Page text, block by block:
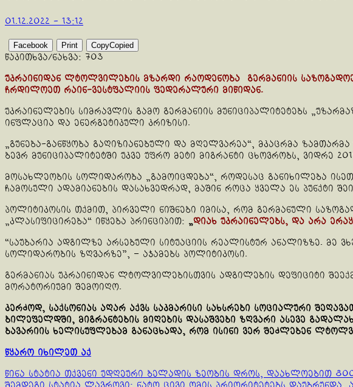
01.12.2022 - 13:12
Facebook Print CopyCopied
წაკითხვა/ნახვა: 703
უკრაინიდან ლტოლვილების მზარდი რაოდენობა გერმანიის
ჩრდილოეთ რაინ-ვესტფალიის ფედერალური მიწიდან.
უკრაინელების სიმრავლის გამო გერმანიის მუნიციპალიტეტებს
ინფლაცია და ენერგეტიკული კრიზისი.
„გუნება-განწყობა გაღიზიანებული და მღელვარეა“, მკაცრმა
ბევრ მუნიციპალიტეტში უკვე უფრო მეტი მიგრანტი ცხოვრობს, ვიდრე
მოსახლეობის სოლიდარობა „გამოიცდება“, როდესაც განიხილება
ჩამოსული ადამიანების დასახვედრად, მაშინ როცა ყველა ეს პუნქტი
პოლიტიკოსის თქმით, პირველი ნიშნები იმისა, რომ გერმანული
„კლასიფიცირება“ იწყება პრინციპით: „დიახ უკრაინელებს, და არა
“საუბარია ადგილზე არსებული სიტუაციის რეალისტურ ანალიზზე. მე
სოლიდარობის ზღვარზე”, – აჯამებს პოლიტიკოსი.
გერმანიას უკრაინიდან ლტოლვილებისთვის ადგილების დეფიციტი
მორატორიუმი შემოიღო.
კერძოდ, საქსონიას აღარ აქვს საკმარისი სახსრები სოციალური
ბილეფელდში, მიგრანტების მიღების დასაშვები ზღვარი ასევე
ბავარიის ხელისუფლებამ განაცხადა, რომ ისინი ვერ შეძლებენ
წყარო იხილეთ აქ
Continue
წინა სტატია თქვენი უდღეური ბელადის ზეობის დროს, დაახლოებით